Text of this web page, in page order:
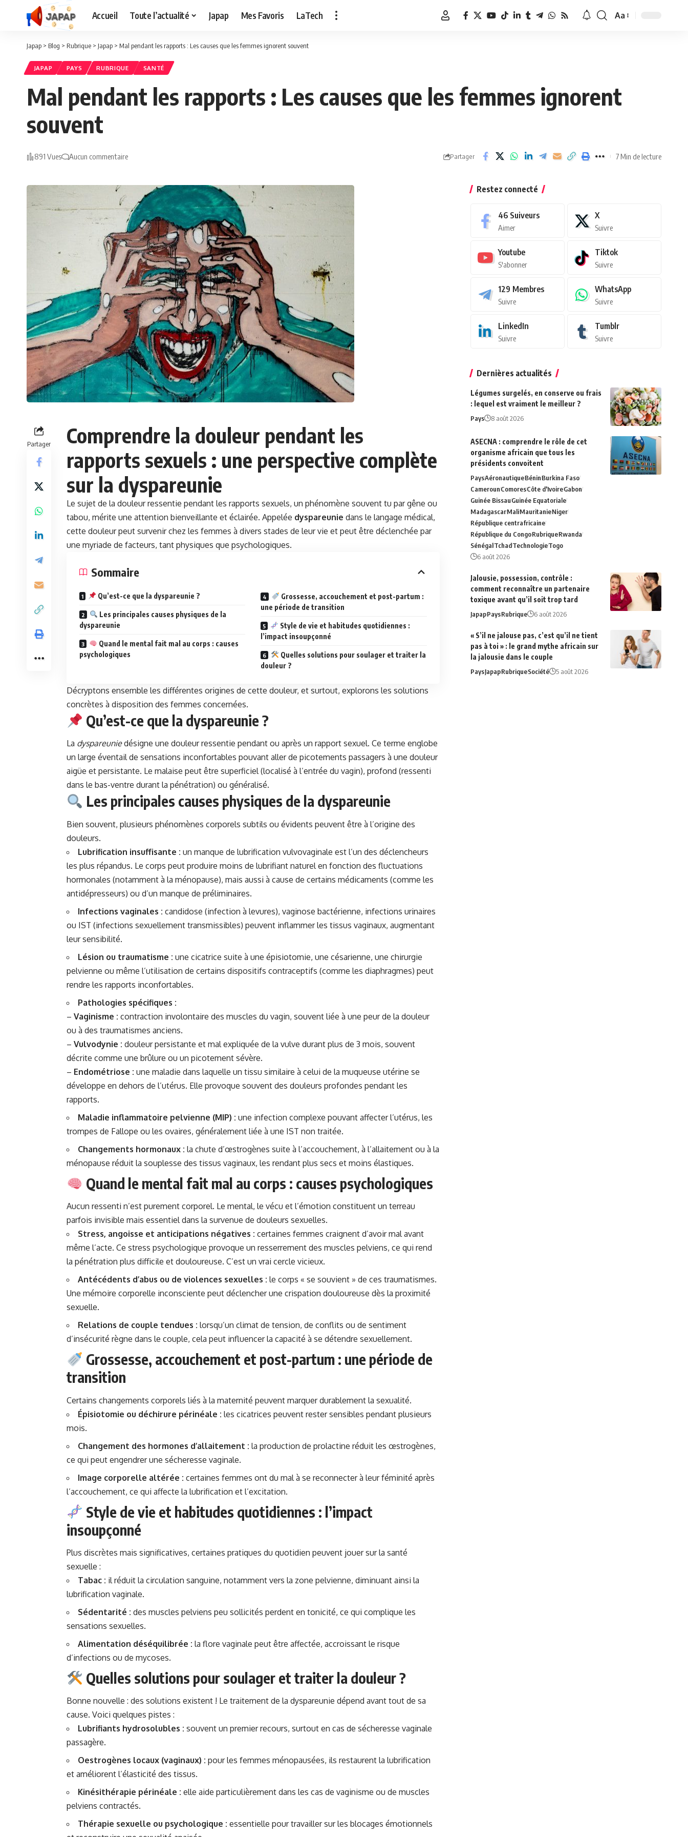
Accueil Toute l’actualité Japap Mes Favoris LaTech
Redimensionner
Aa
Japap > Blog > Rubrique > Japap > Mal pendant les rapports : Les causes que les femmes ignorent souvent
JAPAP PAYS RUBRIQUE SANTÉ
Mal pendant les rapports : Les causes que les femmes ignorent
souvent
891 Vues Aucun commentaire Partager 7 Min de lecture
Partager
Comprendre la douleur pendant les
rapports sexuels : une perspective complète
sur la dyspareunie
Le sujet de la douleurressentie pendant les rapports sexuels, un phénomène souvent tu par gêne ou
tabou, mérite une attention bienveillante et éclairée. Appelée dyspareunie dans le langage médical,
cette douleur peut survenir chez les femmes à divers stades de leur vie et peut être déclenchée par
une myriade de facteurs, tant physiques que psychologiques.
Sommaire
Qu’est-ce que la dyspareunie ?
Les principales causes physiques de la
dyspareunie
Quand le mental fait mal au corps : causes
psychologiques
Grossesse, accouchement et post-partum :
une période de transition
Style de vie et habitudes quotidiennes :
l’impact insoupçonné
Quelles solutions pour soulager et traiter la
douleur ?
Décryptons ensemble les différentes origines de cette douleur, et surtout, explorons les solutions
concrètes à disposition des femmes concernées.
Qu’est-ce que la dyspareunie ?
La dyspareuniedésigne une douleur ressentie pendant ou après un rapport sexuel. Ce terme englobe
un large éventail de sensations inconfortables pouvant aller de picotements passagers à une douleur
aigüe et persistante. Le malaise peut être superficiel (localisé à l’entrée du vagin), profond (ressenti
dans le bas-ventre durant la pénétration) ou généralisé.
Les principales causes physiques de la dyspareunie
Bien souvent, plusieurs phénomènes corporels subtils ou évidents peuvent être à l’origine des
douleurs.
Lubrification insuffisante : un manque de lubrification vulvovaginale est l’un des déclencheurs
les plus répandus. Le corps peut produire moins de lubrifiant naturel en fonction des fluctuations
hormonales (notamment à la ménopause), mais aussi à cause de certains médicaments (comme les
antidépresseurs) ou d’un manque de préliminaires.
Infections vaginales : candidose (infection à levures), vaginose bactérienne, infections urinaires
ou IST (infections sexuellement transmissibles) peuvent inflammer les tissus vaginaux, augmentant
leur sensibilité.
Lésion ou traumatisme : une cicatrice suite à une épisiotomie, une césarienne, une chirurgie
pelvienne ou même l’utilisation de certains dispositifs contraceptifs (comme les diaphragmes) peut
rendre les rapports inconfortables.
Pathologies spécifiques :
– Vaginisme : contraction involontaire des muscles du vagin, souvent liée à une peur de la douleur
ou à des traumatismes anciens.
– Vulvodynie : douleur persistante et mal expliquée de la vulve durant plus de 3 mois, souvent
décrite comme une brûlure ou un picotement sévère.
– Endométriose : une maladie dans laquelle un tissu similaire à celui de la muqueuse utérine se
développe en dehors de l’utérus. Elle provoque souvent des douleurs profondes pendant les
rapports.
Maladie inflammatoire pelvienne (MIP) : une infection complexe pouvant affecter l’utérus, les
trompes de Fallope ou les ovaires, généralement liée à une IST non traitée.
Changements hormonaux : la chute d’œstrogènes suite à l’accouchement, à l’allaitement ou à la
ménopause réduit la souplesse des tissus vaginaux, les rendant plus secs et moins élastiques.
Quand le mental fait mal au corps : causes psychologiques
Aucun ressenti n’est purement corporel. Le mental, le vécu et l’émotion constituent un terreau
parfois invisible mais essentiel dans la survenue de douleurs sexuelles.
Stress, angoisse et anticipations négatives : certaines femmes craignent d’avoir mal avant
même l’acte. Ce stress psychologique provoque un resserrement des muscles pelviens, ce qui rend
la pénétration plus difficile et douloureuse. C’est un vrai cercle vicieux.
Antécédents d’abus ou de violences sexuelles : le corps « se souvient » de ces traumatismes.
Une mémoire corporelle inconsciente peut déclencher une crispation douloureuse dès la proximité
sexuelle.
Relations de couple tendues : lorsqu’un climat de tension, de conflits ou de sentiment
d’insécurité règne dans le couple, cela peut influencer la capacité à se détendre sexuellement.
Grossesse, accouchement et post-partum : une période de
transition
Certains changements corporels liés à la maternité peuvent marquer durablement la sexualité.
Épisiotomie ou déchirure périnéale : les cicatrices peuvent rester sensibles pendant plusieurs
mois.
Changement des hormones d’allaitement : la production de prolactine réduit les œstrogènes,
ce qui peut engendrer une sécheresse vaginale.
Image corporelle altérée : certaines femmes ont du mal à se reconnecter à leur féminité après
l’accouchement, ce qui affecte la lubrification et l’excitation.
Style de vie et habitudes quotidiennes : l’impact
insoupçonné
Plus discrètes mais significatives, certaines pratiques du quotidien peuvent jouer sur la santé
sexuelle :
Tabac : il réduit la circulation sanguine, notamment vers la zone pelvienne, diminuant ainsi la
lubrification vaginale.
Sédentarité : des muscles pelviens peu sollicités perdent en tonicité, ce qui complique les
sensations sexuelles.
Alimentation déséquilibrée : la flore vaginale peut être affectée, accroissant le risque
d’infections ou de mycoses.
Quelles solutions pour soulager et traiter la douleur ?
Bonne nouvelle : des solutions existent ! Le traitement de la dyspareunie dépend avant tout de sa
cause. Voici quelques pistes :
Lubrifiants hydrosolubles : souvent un premier recours, surtout en cas de sécheresse vaginale
passagère.
Oestrogènes locaux (vaginaux) : pour les femmes ménopausées, ils restaurent la lubrification
et améliorent l’élasticité des tissus.
Kinésithérapie périnéale : elle aide particulièrement dans les cas de vaginisme ou de muscles
pelviens contractés.
Thérapie sexuelle ou psychologique : essentielle pour travailler sur les blocages émotionnels
Restez connecté
46 Suiveurs
Aimer
X
Suivre
Youtube
S'abonner
Tiktok
Suivre
129 Membres
Suivre
WhatsApp
Suivre
LinkedIn
Suivre
Tumblr
Suivre
Dernières actualités
Légumes surgelés, en conserve ou frais
: lequel est vraiment le meilleur ?
Pays 8 août 2026
ASECNA : comprendre le rôle de cet
organisme africain que tous les
présidents convoitent
PaysAéronautiqueBéninBurkina Faso
CamerounComoresCôte d'IvoireGabon
Guinée BissauGuinée Equatoriale
MadagascarMaliMauritanieNiger
République centrafricaine
République du CongoRubriqueRwanda
SénégalTchadTechnologieTogo
6 août 2026
Jalousie, possession, contrôle :
comment reconnaître un partenaire
toxique avant qu’il soit trop tard
JapapPaysRubrique 6 août 2026
« S’il ne jalouse pas, c’est qu’il ne tient
pas à toi » : le grand mythe africain sur
la jalousie dans le couple
PaysJapapRubriqueSociété 5 août 2026